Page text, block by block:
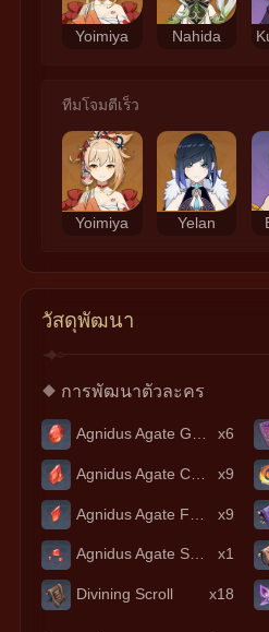
Yoimiya Nahida
ทีมโจมตีเร็ว
Yoimiya Yelan
วัสดุพัฒนา
การพัฒนาตัวละคร
Agnidus Agate Gemstone x6
Agnidus Agate Chunk x9
x9
Agnidus Agate Sliver x1
Divining Scroll x18